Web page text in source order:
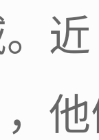
近
，他